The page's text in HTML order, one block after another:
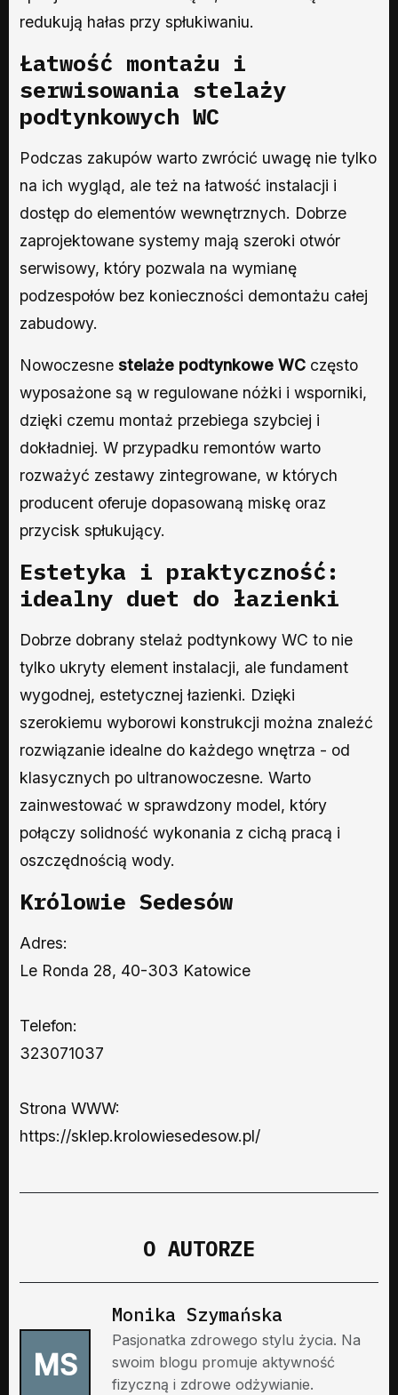
redukują hałas przy spłukiwaniu.
Łatwość montażu i
serwisowania stelaży
podtynkowych WC
Podczas zakupów warto zwrócić uwagę nie tylko
na ich wygląd, ale też na łatwość instalacji i
dostęp do elementów wewnętrznych. Dobrze
zaprojektowane systemy mają szeroki otwór
serwisowy, który pozwala na wymianę
podzespołów bez konieczności demontażu całej
zabudowy.
Nowoczesne stelaże podtynkowe WC często
wyposażone są w regulowane nóżki i wsporniki,
dzięki czemu montaż przebiega szybciej i
dokładniej. W przypadku remontów warto
rozważyć zestawy zintegrowane, w których
producent oferuje dopasowaną miskę oraz
przycisk spłukujący.
Estetyka i praktyczność:
idealny duet do łazienki
Dobrze dobrany stelaż podtynkowy WC to nie
tylko ukryty element instalacji, ale fundament
wygodnej, estetycznej łazienki. Dzięki
szerokiemu wyborowi konstrukcji można znaleźć
rozwiązanie idealne do każdego wnętrza - od
klasycznych po ultranowoczesne. Warto
zainwestować w sprawdzony model, który
połączy solidność wykonania z cichą pracą i
oszczędnością wody.
Królowie Sedesów
Adres:
Le Ronda 28, 40-303 Katowice
Telefon:
323071037
Strona WWW:
https://sklep.krolowiesedesow.pl/
O AUTORZE
MS
Monika Szymańska
Pasjonatka zdrowego stylu życia. Na
swoim blogu promuje aktywność
fizyczną i zdrowe odżywianie.